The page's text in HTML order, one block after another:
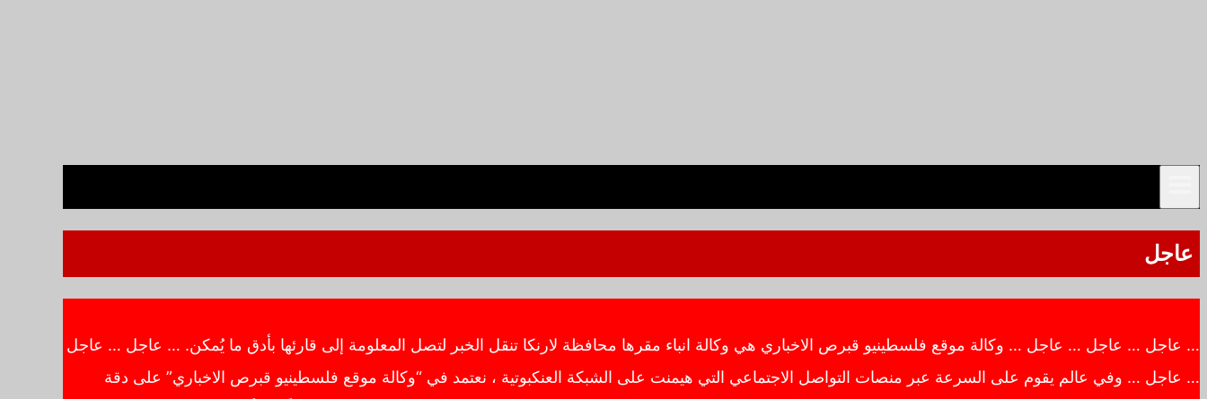
عاجل
… عاجل … عاجل … عاجل … وكالة موقع فلسطينيو قبرص الاخباري هي وكالة انباء مقرها محافظة لارنكا تنقل الخبر لتصل المعلومة إلى قارئها بأدق ما يُمكن. … عاجل … عاجل
… عاجل … وفي عالم يقوم على السرعة عبر منصات التواصل الاجتماعي التي هيمنت على الشبكة العنكبوتية ، نعتمد في “وكالة موقع فلسطينيو قبرص الاخباري” على دقة